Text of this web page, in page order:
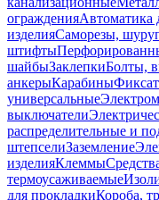
огражденияАвтоматика
изделияСаморезы,
штифты
шайбыЗаклепкиБолты,
анкерыКарабины
универсальные
выключатели
распределительные и
штепселиЗаземление
изделияКлеммы
термоусаживаемые
для прокладкиКороба,